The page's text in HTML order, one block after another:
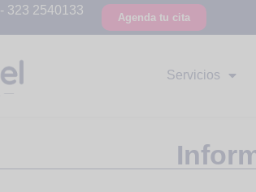
- 323 2540133
Agenda tu cita
Servicios